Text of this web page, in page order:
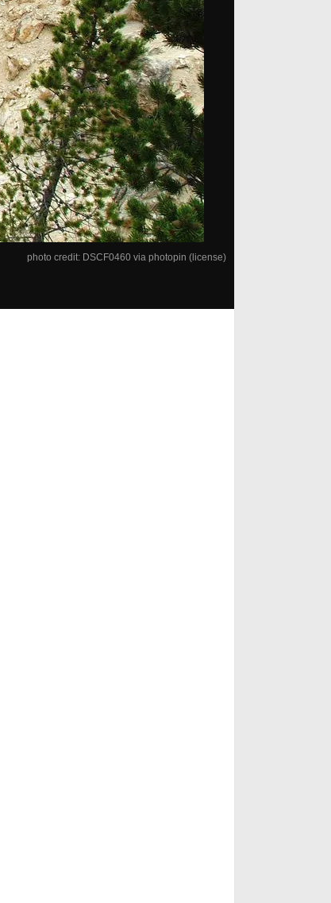
photo credit: DSCF0460 via photopin (license)